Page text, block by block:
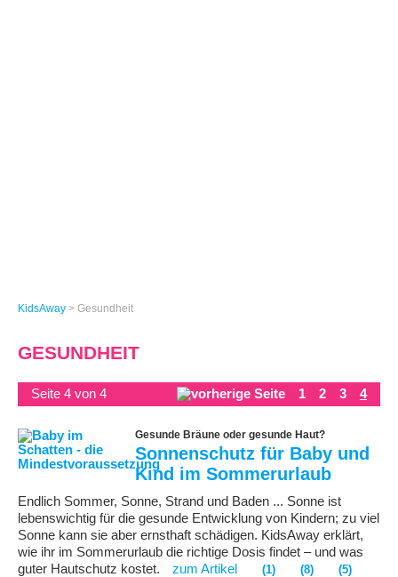
KidsAway > Gesundheit
GESUNDHEIT
Seite 4 von 4 1 2 3 4
Gesunde Bräune oder gesunde Haut?
Sonnenschutz für Baby und
Kind im Sommerurlaub
Endlich Sommer, Sonne, Strand und Baden ... Sonne ist
lebenswichtig für die gesunde Entwicklung von Kindern; zu viel
Sonne kann sie aber ernsthaft schädigen. KidsAway erklärt,
wie ihr im Sommerurlaub die richtige Dosis findet – und was
guter Hautschutz kostet.
zum Artikel (1) (8) (5)